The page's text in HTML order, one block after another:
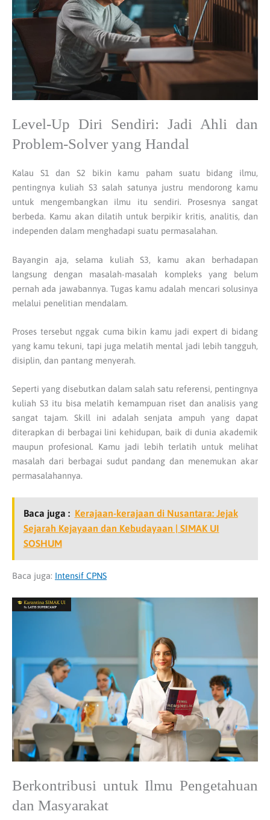
Level-Up Diri Sendiri: Jadi Ahli dan
Problem-Solver yang Handal
Kalau S1 dan S2 bikin kamu paham suatu bidang ilmu,
pentingnya kuliah S3 salah satunya justru mendorong kamu
untuk mengembangkan ilmu itu sendiri. Prosesnya sangat
berbeda. Kamu akan dilatih untuk berpikir kritis, analitis, dan
independen dalam menghadapi suatu permasalahan.
Bayangin aja, selama kuliah S3, kamu akan berhadapan
langsung dengan masalah-masalah kompleks yang belum
pernah ada jawabannya. Tugas kamu adalah mencari solusinya
melalui penelitian mendalam.
Proses tersebut nggak cuma bikin kamu jadi expert di bidang
yang kamu tekuni, tapi juga melatih mental jadi lebih tangguh,
disiplin, dan pantang menyerah.
Seperti yang disebutkan dalam salah satu referensi, pentingnya
kuliah S3 itu bisa melatih kemampuan riset dan analisis yang
sangat tajam. Skill ini adalah senjata ampuh yang dapat
diterapkan di berbagai lini kehidupan, baik di dunia akademik
maupun profesional. Kamu jadi lebih terlatih untuk melihat
masalah dari berbagai sudut pandang dan menemukan akar
permasalahannya.
Baca juga : Kerajaan-kerajaan di Nusantara: Jejak
Sejarah Kejayaan dan Kebudayaan | SIMAK UI
SOSHUM
Baca juga: Intensif CPNS
Berkontribusi untuk Ilmu Pengetahuan
dan Masyarakat